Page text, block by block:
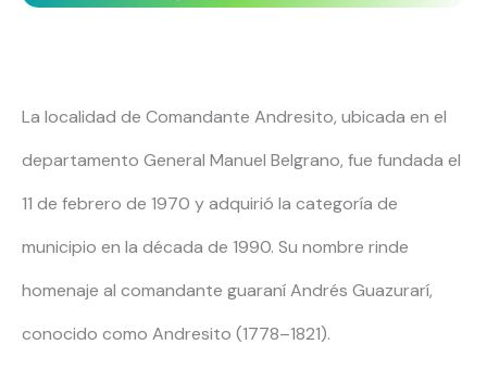
La localidad de Comandante Andresito, ubicada en el
departamento General Manuel Belgrano, fue fundada el
11 de febrero de 1970 y adquirió la categoría de
municipio en la década de 1990. Su nombre rinde
homenaje al comandante guaraní Andrés Guazurarí,
conocido como Andresito (1778–1821).